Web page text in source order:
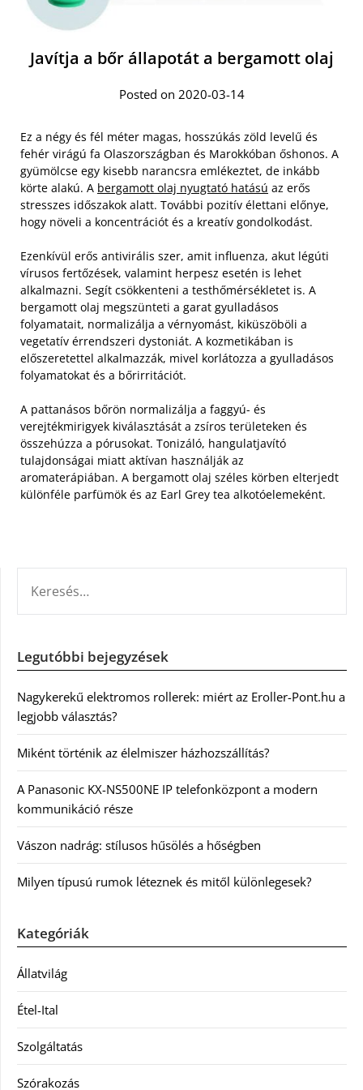
Javítja a bőr állapotát a bergamott olaj
Posted on 2020-03-14
Ez a négy és fél méter magas, hosszúkás zöld levelű és
fehér virágú fa Olaszországban és Marokkóban őshonos. A
gyümölcse egy kisebb narancsra emlékeztet, de inkább
körte alakú. A bergamott olaj nyugtató hatású az erős
stresszes időszakok alatt. További pozitív élettani előnye,
hogy növeli a koncentrációt és a kreatív gondolkodást.
Ezenkívül erős antivirális szer, amit influenza, akut légúti
vírusos fertőzések, valamint herpesz esetén is lehet
alkalmazni. Segít csökkenteni a testhőmérsékletet is. A
bergamott olaj megszünteti a garat gyulladásos
folyamatait, normalizálja a vérnyomást, kiküszöböli a
vegetatív érrendszeri dystoniát. A kozmetikában is
előszeretettel alkalmazzák, mivel korlátozza a gyulladásos
folyamatokat és a bőrirritációt.
A pattanásos bőrön normalizálja a faggyú- és
verejtékmirigyek kiválasztását a zsíros területeken és
összehúzza a pórusokat. Tonizáló, hangulatjavító
tulajdonságai miatt aktívan használják az
aromaterápiában. A bergamott olaj széles körben elterjedt
különféle parfümök és az Earl Grey tea alkotóelemeként.
Legutóbbi bejegyzések
Nagykerekű elektromos rollerek: miért az Eroller-Pont.hu a
legjobb választás?
Miként történik az élelmiszer házhozszállítás?
A Panasonic KX-NS500NE IP telefonközpont a modern
kommunikáció része
Vászon nadrág: stílusos hűsölés a hőségben
Milyen típusú rumok léteznek és mitől különlegesek?
Kategóriák
Állatvilág
Étel-Ital
Szolgáltatás
Szórakozás